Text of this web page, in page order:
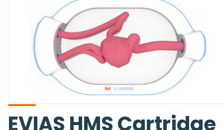
EVIAS HMS Cartridge